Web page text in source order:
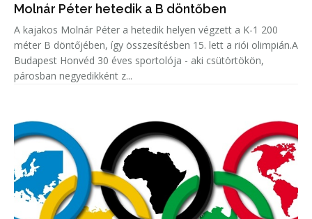
Molnár Péter hetedik a B döntőben
A kajakos Molnár Péter a hetedik helyen végzett a K-1 200
méter B döntőjében, így összesítésben 15. lett a riói olimpián.A
Budapest Honvéd 30 éves sportolója - aki csütörtökön,
párosban negyedikként z...